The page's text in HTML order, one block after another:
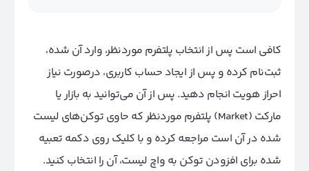
کافی است پس از انتخاب پلتفرم مورد‌نظر، وارد آن شده،
ثبت‌نام کرده و پس از ایجاد حساب کاربری، در‌صورت نیاز
احراز هویت انجام دهید. پس از آن می‌توانید به بازار یا
مارکت (Market) پلتفرم مورد‌نظر که حاوی توکن‌های لیست‌
شده در آن است مراجعه کرده و با کلیک روی دکمه تعبیه‌
شده برای افزودن توکن به واچ لیست، آن را انتخاب کنید.